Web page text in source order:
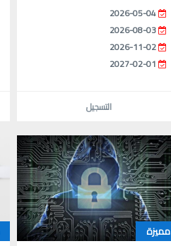
2026-05-04
2026-08-03
2026-11-02
2027-02-01
التسجيل
مميزة